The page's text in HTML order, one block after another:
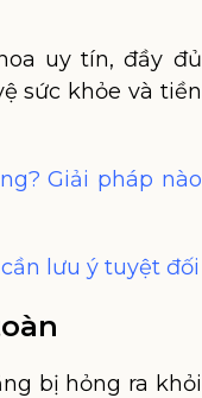
uy tín, đầy đủ
sức khỏe và tiền
Giải pháp nào
lưu ý tuyệt đối
bị hỏng ra khỏi